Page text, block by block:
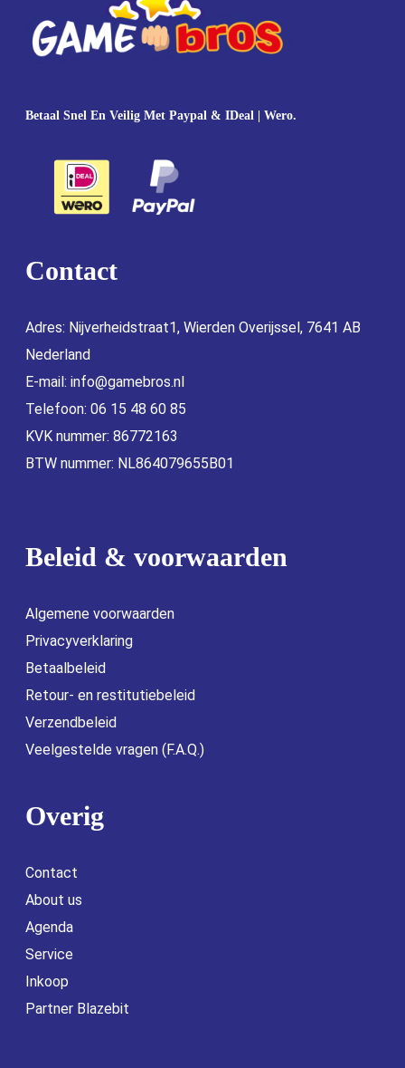
Betaal Snel En Veilig Met Paypal & IDeal | Wero.
Contact
Adres: Nijverheidstraat1, Wierden Overijssel, 7641 AB
Nederland
E-mail: info@gamebros.nl
Telefoon: 06 15 48 60 85
KVK nummer: 86772163
BTW nummer: NL864079655B01
Beleid & voorwaarden
Algemene voorwaarden
Privacyverklaring
Betaalbeleid
Retour- en restitutiebeleid
Verzendbeleid
Veelgestelde vragen (F.A.Q.)
Overig
Contact
About us
Agenda
Service
Inkoop
Partner Blazebit